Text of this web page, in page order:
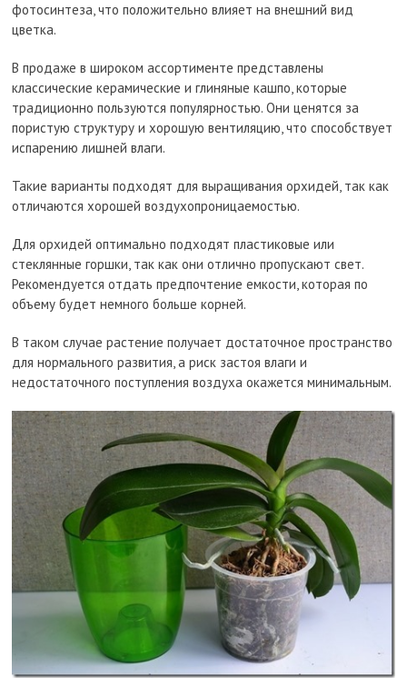
фотосинтеза, что положительно влияет на внешний вид
цветка.
В продаже в широком ассортименте представлены
классические керамические и глиняные кашпо, которые
традиционно пользуются популярностью. Они ценятся за
пористую структуру и хорошую вентиляцию, что способствует
испарению лишней влаги.
Такие варианты подходят для выращивания орхидей, так как
отличаются хорошей воздухопроницаемостью.
Для орхидей оптимально подходят пластиковые или
стеклянные горшки, так как они отлично пропускают свет.
Рекомендуется отдать предпочтение емкости, которая по
объему будет немного больше корней.
В таком случае растение получает достаточное пространство
для нормального развития, а риск застоя влаги и
недостаточного поступления воздуха окажется минимальным.